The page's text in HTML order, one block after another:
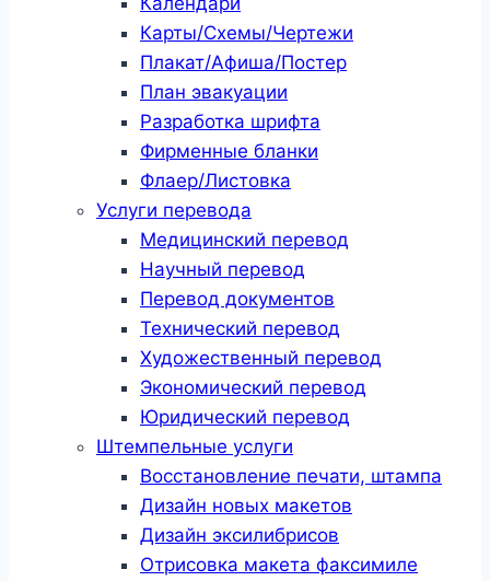
Карты/Схемы/Чертежи
Плакат/Афиша/Постер
План эвакуации
Разработка шрифта
Фирменные бланки
Флаер/Листовка
Услуги перевода
Медицинский перевод
Научный перевод
Перевод документов
Технический перевод
Художественный перевод
Экономический перевод
Юридический перевод
Штемпельные услуги
Восстановление печати, штампа
Дизайн новых макетов
Дизайн эксилибрисов
Отрисовка макета факсимиле